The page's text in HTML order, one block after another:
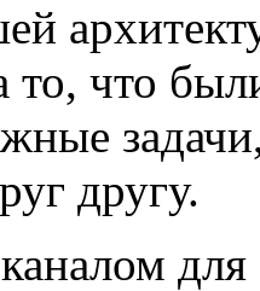
то, что
другу.